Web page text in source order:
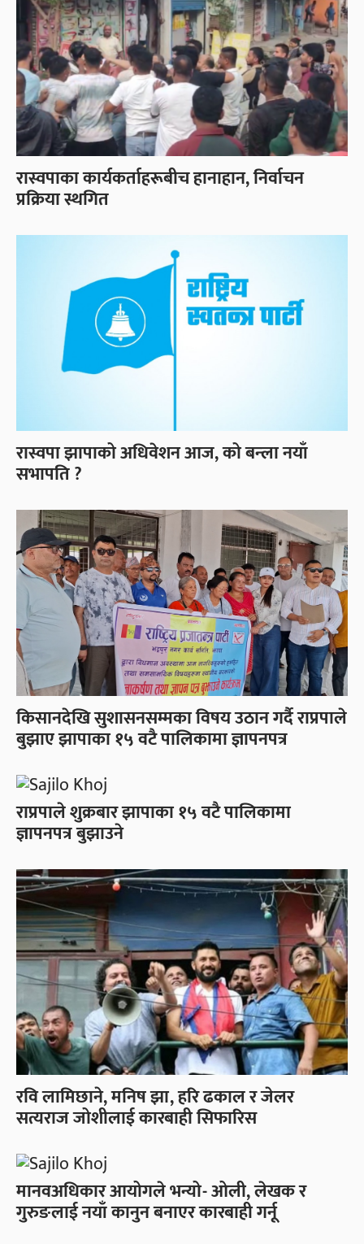
रास्वपाका कार्यकर्ताहरूबीच हानाहान, निर्वाचन
प्रक्रिया स्थगित
रास्वपा झापाको अधिवेशन आज, को बन्ला नयाँ
सभापति ?
किसानदेखि सुशासनसम्मका विषय उठान गर्दै राप्रपाले
बुझाए झापाका १५ वटै पालिकामा ज्ञापनपत्र
राप्रपाले शुक्रबार झापाका १५ वटै पालिकामा
ज्ञापनपत्र बुझाउने
रवि लामिछाने, मनिष झा, हरि ढकाल र जेलर
सत्यराज जोशीलाई कारबाही सिफारिस
मानवअधिकार आयोगले भन्यो- ओली, लेखक र
गुरुङलाई नयाँ कानुन बनाएर कारबाही गर्नू